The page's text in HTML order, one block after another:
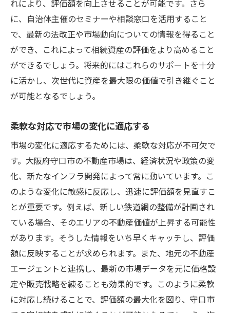
れにより、評価額を向上させることが可能です。さら
に、自治体主催のセミナーや相談窓口を活用すること
で、最新の法改正や市場動向についての情報を得ること
ができ、これによって相続資産の評価をより高めること
ができるでしょう。将来的にはこれらのサポートを十分
に活かし、次世代に資産を最大限の価値で引き継ぐこと
が可能となるでしょう。
柔軟な対応で市場の変化に適応する
市場の変化に適応するためには、柔軟な対応が不可欠で
す。大阪府守口市の不動産市場は、経済状況や政策の変
化、新たなインフラ開発によって常に動いています。こ
のような変化に敏感に反応し、迅速に評価額を見直すこ
とが重要です。例えば、新しい鉄道網の整備が計画され
ている場合、そのエリアの不動産価値が上昇する可能性
があります。そうした情報をいち早くキャッチし、評価
額に反映することが求められます。また、地元の不動産
エージェントと連携し、最新の市場データを元に価格設
定や販売戦略を練ることも効果的です。このように柔軟
に対応し続けることで、評価額の最大化を図り、守口市